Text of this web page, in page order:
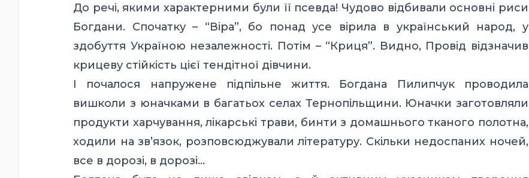
До речі, якими характерними були її псевда! Чудово відбивали основні риси
Богдани. Спочатку – “Віра”, бо понад усе вірила в український народ, у
здобуття Україною незалежності. Потім – “Криця”. Видно, Провід відзначив
крицеву стійкість цієї тендітної дівчини.
І почалося напружене підпільне життя. Богдана Пилипчук проводила
вишколи з юначками в багатьох селах Тернопільщини. Юначки заготовляли
продукти харчування, лікарські трави, бинти з домашнього тканого полотна,
ходили на зв’язок, розповсюджували літературу. Скільки недоспаних ночей,
все в дорозі, в дорозі…